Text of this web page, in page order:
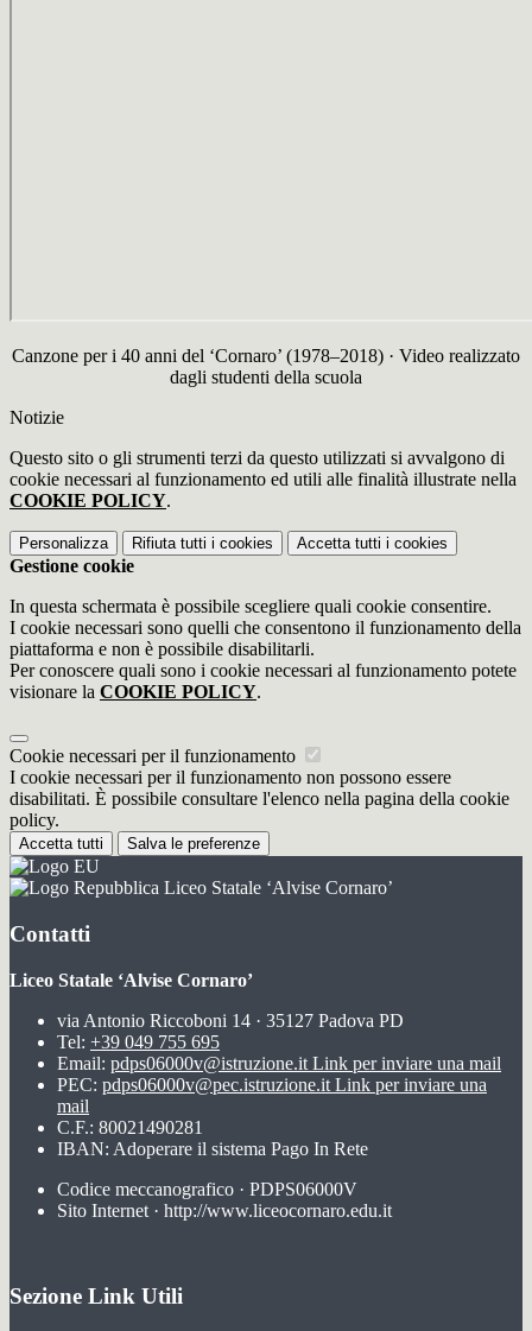
Canzone per i 40 anni del ‘Cornaro’ (1978–2018) · Video realizzato
dagli studenti della scuola
Notizie
Questo sito o gli strumenti terzi da questo utilizzati si avvalgono di
cookie necessari al funzionamento ed utili alle finalità illustrate nella
COOKIE POLICY.
Personalizza Rifiuta tutti i cookies Accetta tutti i cookies
Gestione cookie
In questa schermata è possibile scegliere quali cookie consentire.
I cookie necessari sono quelli che consentono il funzionamento della
piattaforma e non è possibile disabilitarli.
Per conoscere quali sono i cookie necessari al funzionamento potete
visionare la COOKIE POLICY.
Cookie necessari per il funzionamento
I cookie necessari per il funzionamento non possono essere
disabilitati. È possibile consultare l'elenco nella pagina della cookie
policy.
Accetta tutti Salva le preferenze
Liceo Statale ‘Alvise Cornaro’
Contatti
Liceo Statale ‘Alvise Cornaro’
via Antonio Riccoboni 14 · 35127 Padova PD
Tel: +39 049 755 695
Email: pdps06000v@istruzione.it Link per inviare una mail
PEC: pdps06000v@pec.istruzione.it Link per inviare una
mail
C.F.: 80021490281
IBAN: Adoperare il sistema Pago In Rete
Codice meccanografico · PDPS06000V
Sito Internet · http://www.liceocornaro.edu.it
Sezione Link Utili